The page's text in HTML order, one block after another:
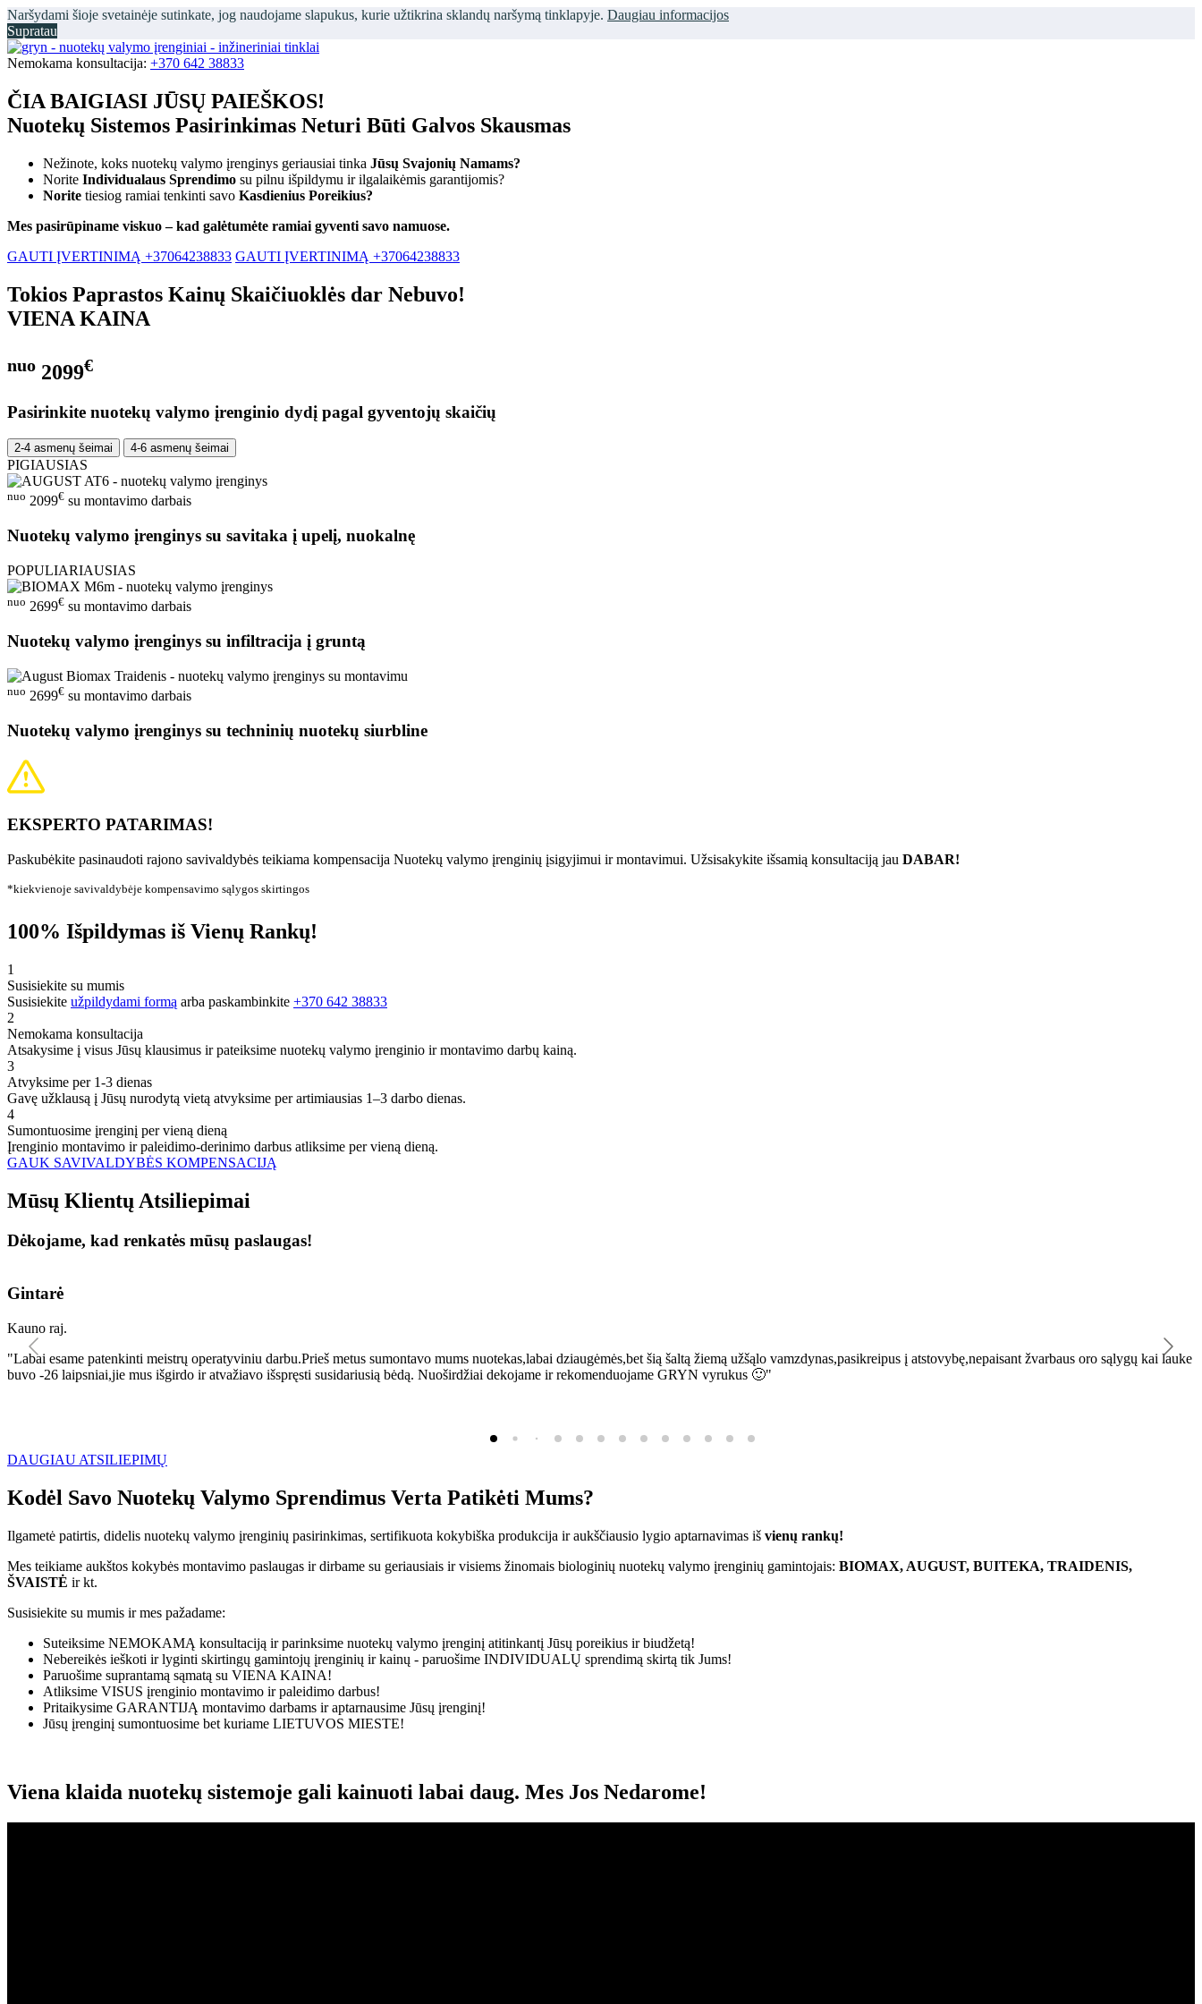
Naršydami šioje svetainėje sutinkate, jog naudojame slapukus, kurie užtikrina sklandų naršymą tinklapyje. Daugiau informacijos
Supratau
Nemokama konsultacija: +370 642 38833
ČIA BAIGIASI JŪSŲ PAIEŠKOS!
Nuotekų Sistemos Pasirinkimas Neturi Būti Galvos Skausmas
Nežinote, koks nuotekų valymo įrenginys geriausiai tinka Jūsų Svajonių Namams?
Norite Individualaus Sprendimo su pilnu išpildymu ir ilgalaikėmis garantijomis?
Norite tiesiog ramiai tenkinti savo Kasdienius Poreikius?
Mes pasirūpiname viskuo – kad galėtumėte ramiai gyventi savo namuose.
GAUTI ĮVERTINIMĄ +37064238833 GAUTI ĮVERTINIMĄ +37064238833
Tokios Paprastos Kainų Skaičiuoklės dar Nebuvo!
VIENA KAINA
nuo 2099€
Pasirinkite nuotekų valymo įrenginio dydį pagal gyventojų skaičių
2-4 asmenų šeimai 4-6 asmenų šeimai
PIGIAUSIAS
nuo 2099€ su montavimo darbais
Nuotekų valymo įrenginys su savitaka į upelį, nuokalnę
POPULIARIAUSIAS
nuo 2699€ su montavimo darbais
Nuotekų valymo įrenginys su infiltracija į gruntą
nuo 2699€ su montavimo darbais
Nuotekų valymo įrenginys su techninių nuotekų siurbline
EKSPERTO PATARIMAS!
Paskubėkite pasinaudoti rajono savivaldybės teikiama kompensacija Nuotekų valymo įrenginių įsigyjimui ir montavimui. Užsisakykite išsamią konsultaciją jau DABAR!
*kiekvienoje savivaldybėje kompensavimo sąlygos skirtingos
100% Išpildymas iš Vienų Rankų!
1
Susisiekite su mumis
Susisiekite užpildydami formą arba paskambinkite +370 642 38833
2
Nemokama konsultacija
Atsakysime į visus Jūsų klausimus ir pateiksime nuotekų valymo įrenginio ir montavimo darbų kainą.
3
Atvyksime per 1-3 dienas
Gavę užklausą į Jūsų nurodytą vietą atvyksime per artimiausias 1–3 darbo dienas.
4
Sumontuosime įrenginį per vieną dieną
Įrenginio montavimo ir paleidimo-derinimo darbus atliksime per vieną dieną.
GAUK SAVIVALDYBĖS KOMPENSACIJĄ
Mūsų Klientų Atsiliepimai
Dėkojame, kad renkatės mūsų paslaugas!
Gintarė
Kauno raj.
"Labai esame patenkinti meistrų operatyviniu darbu.Prieš metus sumontavo mums nuotekas,labai dziaugėmės,bet šią šaltą žiemą užšąlo vamzdynas,pasikreipus į atstovybę,nepaisant žvarbaus oro sąlygų kai lauke
buvo -26 laipsniai,jie mus išgirdo ir atvažiavo išspręsti susidariusią bėdą. Nuoširdžiai dekojame ir rekomenduojame GRYN vyrukus 🙂"
DAUGIAU ATSILIEPIMŲ
Kodėl Savo Nuotekų Valymo Sprendimus Verta Patikėti Mums?
Ilgametė patirtis, didelis nuotekų valymo įrenginių pasirinkimas, sertifikuota kokybiška produkcija ir aukščiausio lygio aptarnavimas iš vienų rankų!
Mes teikiame aukštos kokybės montavimo paslaugas ir dirbame su geriausiais ir visiems žinomais biologinių nuotekų valymo įrenginių gamintojais: BIOMAX, AUGUST, BUITEKA, TRAIDENIS,
ŠVAISTĖ ir kt.
Susisiekite su mumis ir mes pažadame:
Suteiksime NEMOKAMĄ konsultaciją ir parinksime nuotekų valymo įrenginį atitinkantį Jūsų poreikius ir biudžetą!
Nebereikės ieškoti ir lyginti skirtingų gamintojų įrenginių ir kainų - paruošime INDIVIDUALŲ sprendimą skirtą tik Jums!
Paruošime suprantamą sąmatą su VIENA KAINA!
Atliksime VISUS įrenginio montavimo ir paleidimo darbus!
Pritaikysime GARANTIJĄ montavimo darbams ir aptarnausime Jūsų įrenginį!
Jūsų įrenginį sumontuosime bet kuriame LIETUVOS MIESTE!
Viena klaida nuotekų sistemoje gali kainuoti labai daug. Mes Jos Nedarome!